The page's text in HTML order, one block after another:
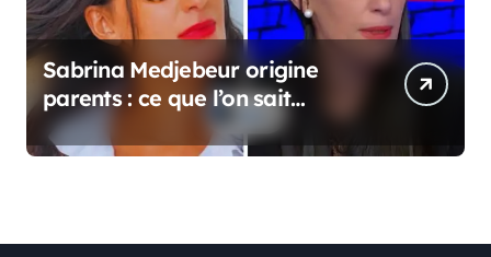
Sabrina Medjebeur origine
parents : ce que l’on sait
réellement sur ses origines
familiales